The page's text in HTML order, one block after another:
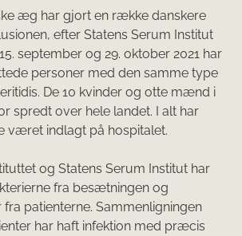
æg har gjort en række danskere
efter Statens Serum Institut
september og 29. oktober 2021 har
personer med den samme type
De 10 kvinder og otte mænd i
spredt over hele landet. I alt har
været indlagt på hospitalet.
og Statens Serum Institut har
fra besætningen og
patienterne. Sammenligningen
har haft infektion med præcis